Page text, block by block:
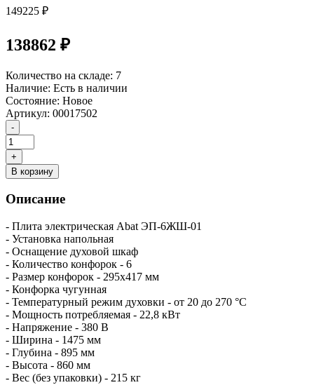
149225 ₽
138862 ₽
Количество на складе: 7
Наличие: Есть в наличии
Состояние: Новое
Артикул: 00017502
В корзину
Описание
- Плита электрическая Abat ЭП-6ЖШ-01
- Установка напольная
- Оснащение духовой шкаф
- Количество конфорок - 6
- Размер конфорок - 295x417 мм
- Конфорка чугунная
- Температурный режим духовки - от 20 до 270 °С
- Мощность потребляемая - 22,8 кВт
- Напряжение - 380 В
- Ширина - 1475 мм
- Глубина - 895 мм
- Высота - 860 мм
- Вес (без упаковки) - 215 кг